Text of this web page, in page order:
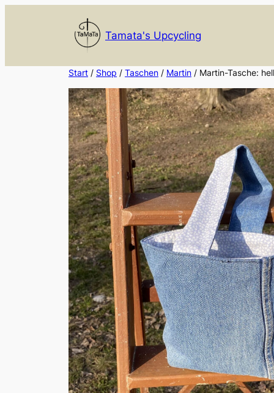
Tamata's Upcycling
Start / Shop / Taschen / Martin / Martin-Tasche: